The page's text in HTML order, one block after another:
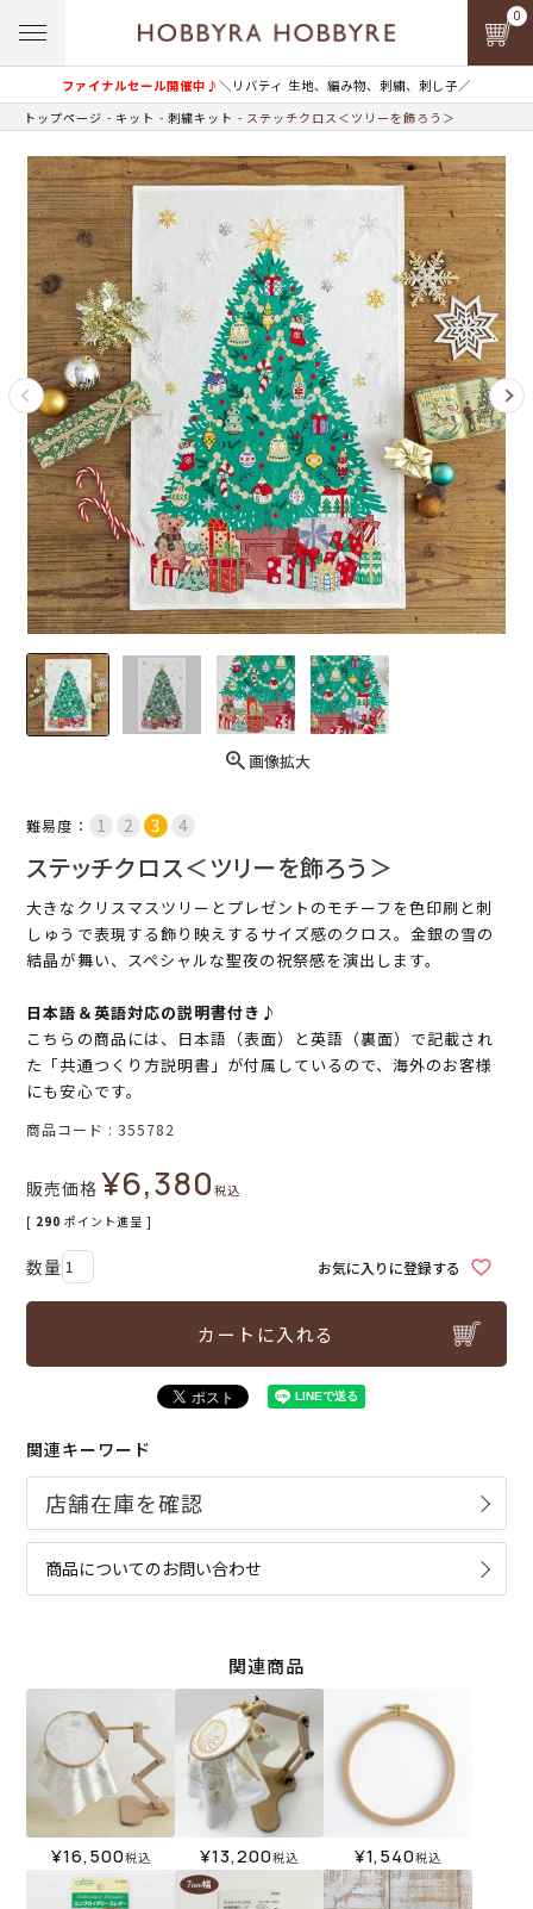
ファイナルセール開催中♪＼リバティ 生地、編み物、刺繍、刺し子／
0
トップページ キット 刺繍キット ステッチクロス＜ツリーを飾ろう＞
画像拡大
難易度：
ステッチクロス＜ツリーを飾ろう＞
大きなクリスマスツリーとプレゼントのモチーフを色印刷と刺
しゅうで表現する飾り映えするサイズ感のクロス。金銀の雪の
結晶が舞い、スペシャルな聖夜の祝祭感を演出します。
日本語＆英語対応の説明書付き♪
こちらの商品には、日本語（表面）と英語（裏面）で記載され
た「共通つくり方説明書」が付属しているので、海外のお客様
にも安心です。
商品コード 355782
販売価格 ¥6,380税込
[ 290 ポイント進呈 ]
お気に入りに登録する
カートに入れる
関連キーワード
商品についてのお問い合わせ
関連商品
¥16,500税込 ¥13,200税込 ¥1,540税込